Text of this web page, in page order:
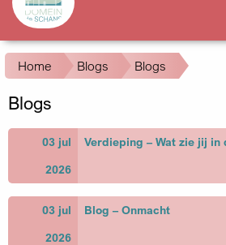
inhoud
gaan
Kruimelpad
Home Blogs Blogs
Blogs
03 jul
2026
Verdieping – Wat zie jij in
03 jul
2026
Blog – Onmacht